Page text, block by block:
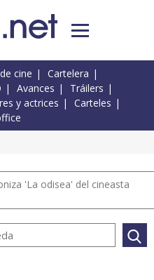
cine
Cartelera
Avances
Tráilers
y actrices
Carteles
'La odisea' del cineasta